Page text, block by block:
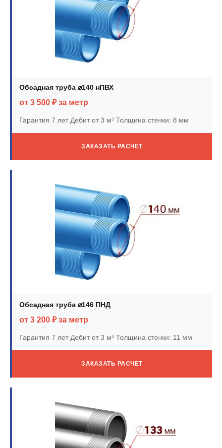
Обсадная труба ⌀140 нПВХ
от 3 500 ₽ за метр
Гарантия 7 летДебит от 3 м³ Толщина стенки: 8 мм
ЗАКАЗАТЬ РАСЧЕТ
Обсадная труба ⌀146 ПНД
от 3 200 ₽ за метр
Гарантия 7 летДебит от 3 м³ Толщина стенки: 11 мм
ЗАКАЗАТЬ РАСЧЕТ